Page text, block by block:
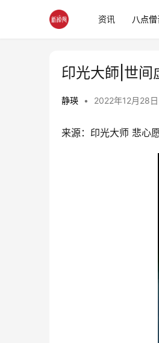
资讯 八点
印光大師|世间
静瑛 • 2022年12月28
来源：印光大师 悲心